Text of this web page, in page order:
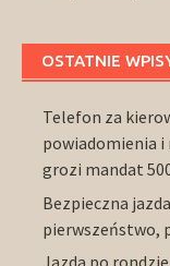
OSTATNIE
Telefon za
powiadomienia i
grozi mandat
Bezpieczna
pierwszeństwo,